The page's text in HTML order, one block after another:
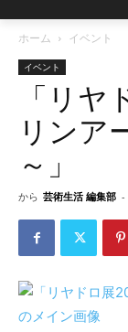
ホーム イベント
イベント
「リヤ
リンア
～」
から 芸術生活 編集部 -